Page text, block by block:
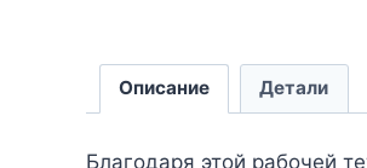
Описание Детали
Благодаря этой рабочей